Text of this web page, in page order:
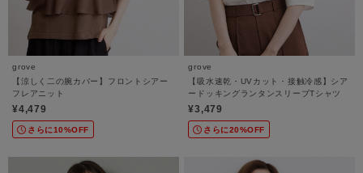
grove
【涼しく二の腕カバー】フロントシアー
フレアニット
¥4,479
さらに10%OFF
grove
【吸水速乾・UVカット・接触冷感】シア
ードッキングランタンスリーブTシャツ
¥3,479
さらに20%OFF